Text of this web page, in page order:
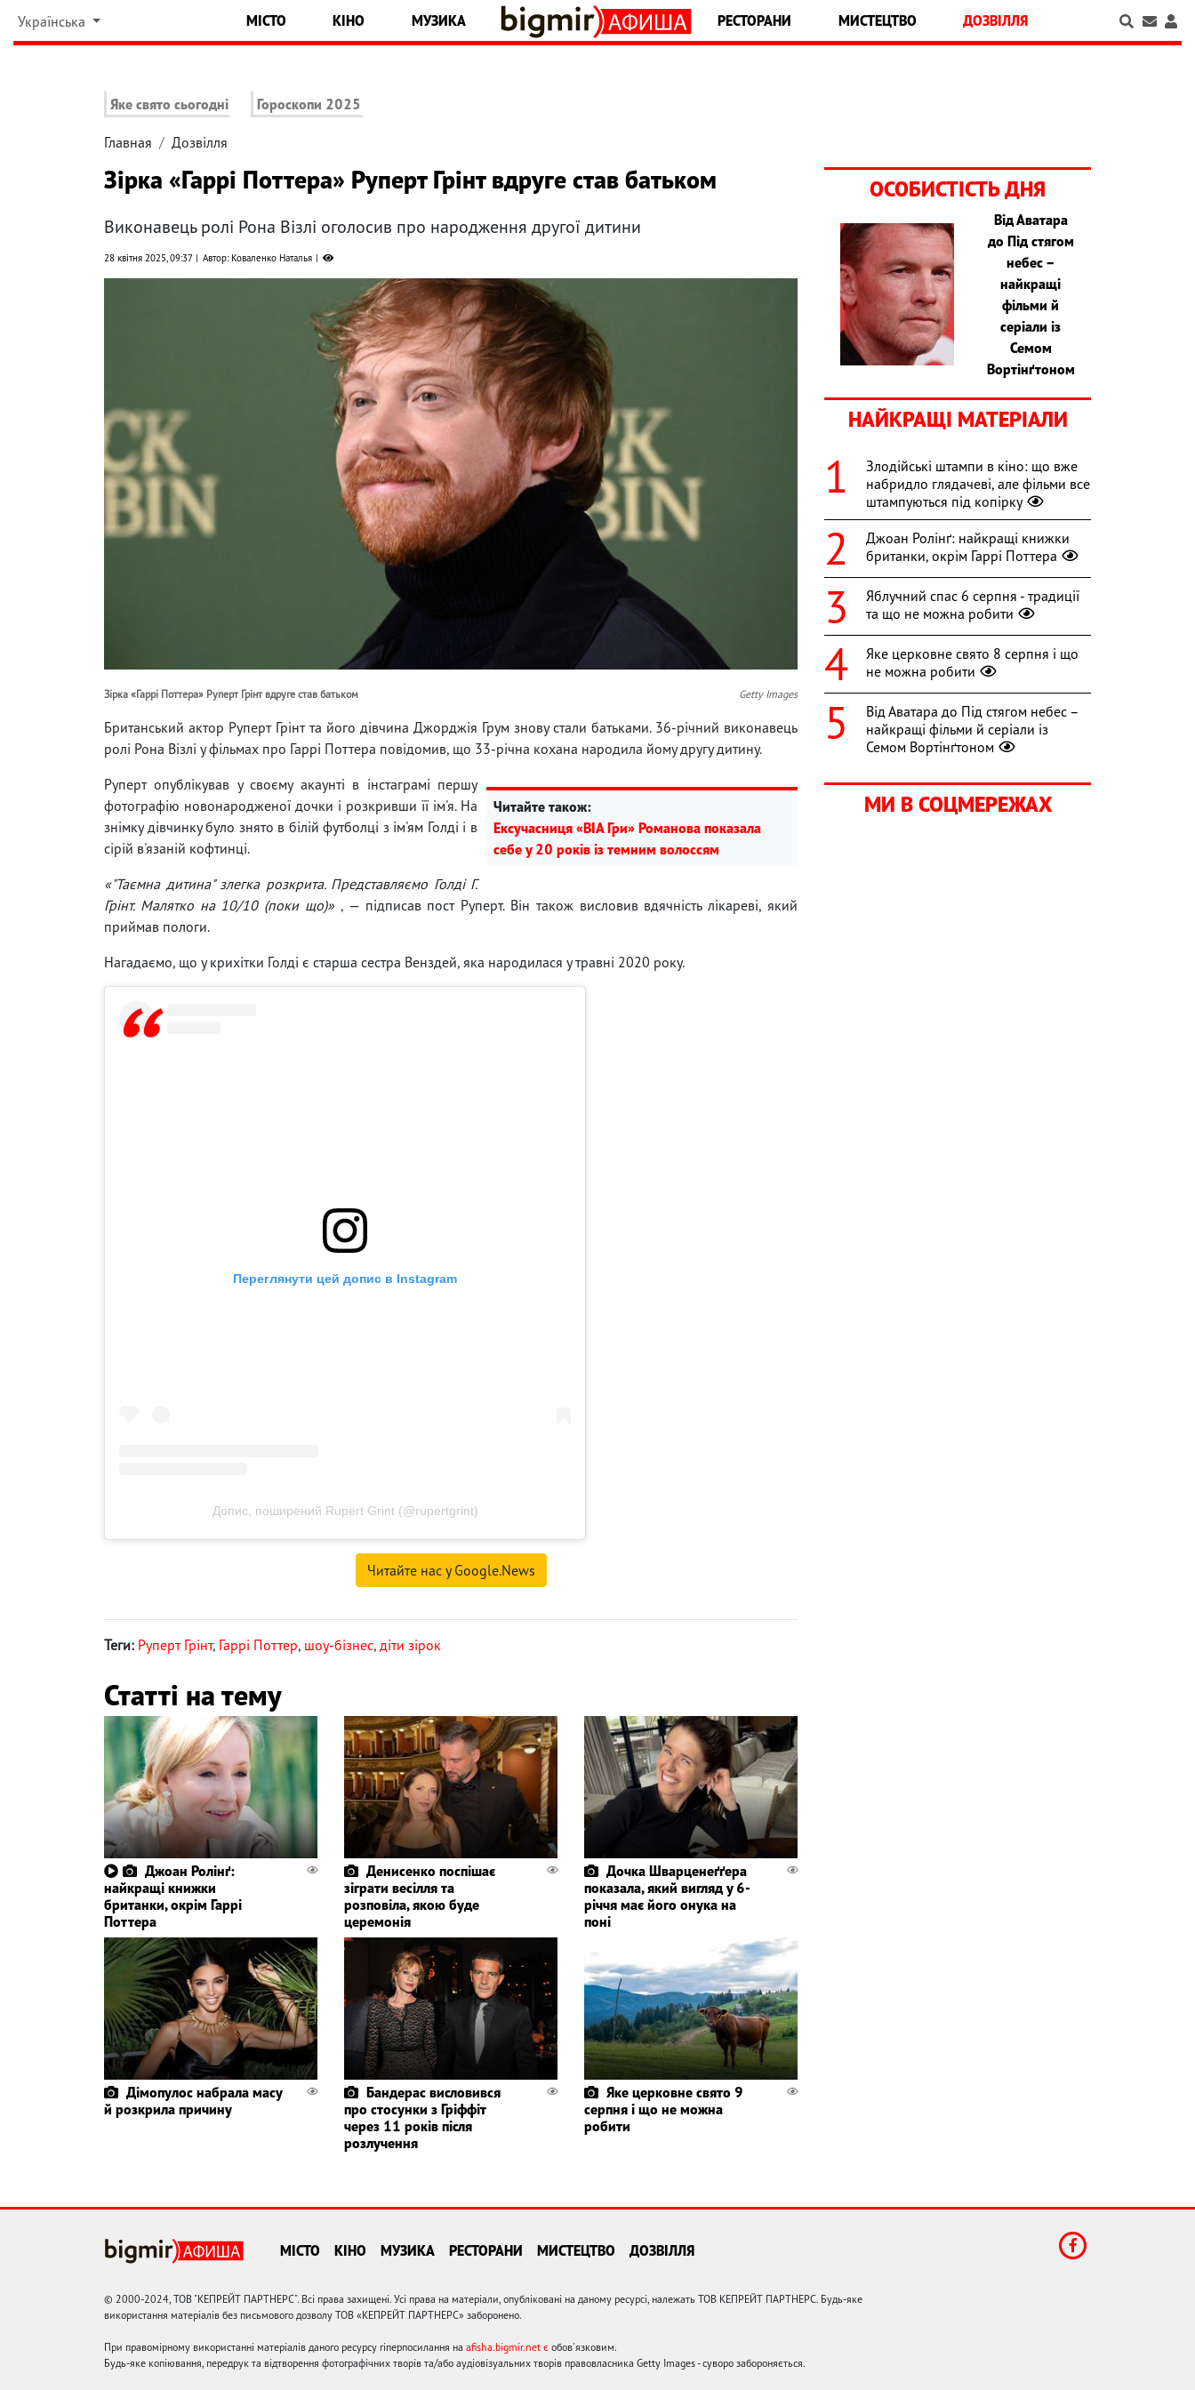
Українська МІСТО КІНО МУЗИКА РЕСТОРАНИ МИСТЕЦТВО ДОЗВІЛЛЯ
Яке свято сьогодні Гороскопи 2025
Главная Дозвілля
Зірка «Гаррі Поттера» Руперт Грінт вдруге став батьком
Виконавець ролі Рона Візлі оголосив про народження другої дитини
28 квітня 2025, 09:37 Автор: Коваленко Наталья
Зірка «Гаррі Поттера» Руперт Грінт вдруге став батьком Getty Images
Британський актор Руперт Грінт та його дівчина Джорджія Грум знову стали батьками. 36-річний виконавець
ролі Рона Візлі у фільмах про Гаррі Поттера повідомив, що 33-річна кохана народила йому другу дитину.
Читайте також:
Ексучасниця «ВІА Гри» Романова показала
себе у 20 років із темним волоссям
Руперт опублікував у своєму акаунті в інстаграмі першу
фотографію новонародженої дочки і розкривши її ім'я. На
знімку дівчинку було знято в білій футболці з ім'ям Голді і в
сірій в'язаній кофтинці.
«"Таємна дитина" злегка розкрита. Представляємо Голді Г.
Грінт. Малятко на 10/10 (поки що)» , — підписав пост Руперт. Він також висловив вдячність лікареві, який
приймав пологи.
Нагадаємо, що у крихітки Голді є старша сестра Венздей, яка народилася у травні 2020 року.
Переглянути цей допис в Instagram
Допис, поширений Rupert Grint (@rupertgrint)
Читайте нас у Google.News
Теги: Руперт Грінт, Гаррі Поттер, шоу-бізнес, діти зірок
Статті на тему
Джоан Ролінґ:
найкращі книжки
британки, окрім Гаррі
Поттера
Денисенко поспішає
зіграти весілля та
розповіла, якою буде
церемонія
Дочка Шварценеґґера
показала, який вигляд у 6-
річчя має його онука на
поні
Дімопулос набрала масу
й розкрила причину
Бандерас висловився
про стосунки з Гріффіт
через 11 років після
розлучення
Яке церковне свято 9
серпня і що не можна
робити
ОСОБИСТІСТЬ ДНЯ
Від Аватара
до Під стягом
небес –
найкращі
фільми й
серіали із
Семом
Вортінґтоном
НАЙКРАЩІ МАТЕРІАЛИ
Злодійські штампи в кіно: що вже
набридло глядачеві, але фільми все
штампуються під копірку
Джоан Ролінґ: найкращі книжки
британки, окрім Гаррі Поттера
Яблучний спас 6 серпня - традиції
та що не можна робити
Яке церковне свято 8 серпня і що
не можна робити
Від Аватара до Під стягом небес –
найкращі фільми й серіали із
Семом Вортінґтоном
МИ В СОЦМЕРЕЖАХ
МІСТО КІНО МУЗИКА РЕСТОРАНИ МИСТЕЦТВО ДОЗВІЛЛЯ
© 2000-2024, ТОВ "КЕПРЕЙТ ПАРТНЕРС". Всі права захищені. Усі права на матеріали, опубліковані на даному ресурсі, належать ТОВ КЕПРЕЙТ ПАРТНЕРС. Будь-яке
використання матеріалів без письмового дозволу ТОВ «КЕПРЕЙТ ПАРТНЕРС» заборонено.
При правомірному використанні матеріалів даного ресурсу гіперпосилання на afisha.bigmir.net є обов'язковим.
Будь-яке копіювання, передрук та відтворення фотографічних творів та/або аудіовізуальних творів правовласника Getty Images - суворо забороняється.